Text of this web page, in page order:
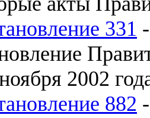
331
2002
882